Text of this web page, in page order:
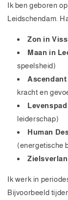
Ik ben geboren op
Leidschendam.
Zon in
Maan in
speelsheid)
kracht en
Levenspad
leiderschap)
Human
(energetische
Ik werk in
Bijvoorbeeld